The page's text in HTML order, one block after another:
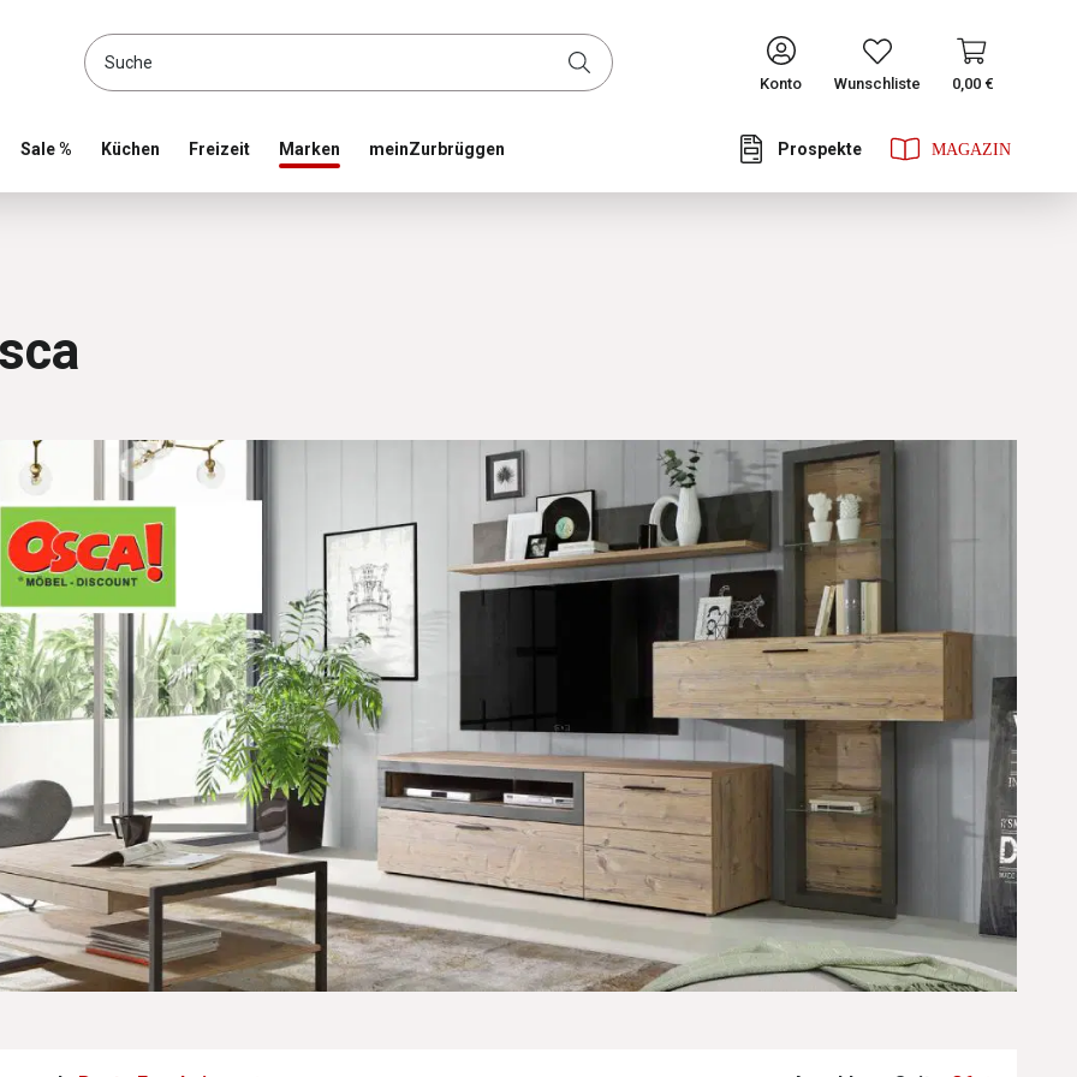
and shop online CONTINUE
Konto
Wunschliste 0,00 €
Sale % Küchen Freizeit Prospekte
Marken meinZurbrüggen
deaktiviert, wenn sie mit der aktuellen Auswahl zu keinen Ergebnissen führen. Diese Optionen sind visuell und
deaktiviert, wenn sie mit der aktuellen Auswahl zu keinen Ergebnissen führen. Diese Optionen sind visuell und
deaktiviert, wenn sie mit der aktuellen Auswahl zu keinen Ergebnissen führen. Diese Optionen sind visuell und